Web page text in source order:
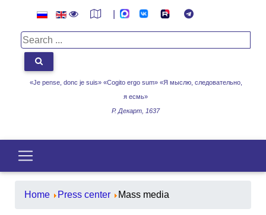
«Je pense, donc je suis» «Cogito ergo sum» «Я мыслю, следовательно,
я есмь»
Р. Декарт, 1637
Home Press center Mass media